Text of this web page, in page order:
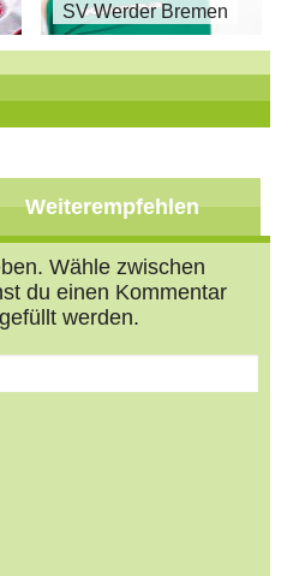
SV Werder Bremen
Weiterempfehlen
Wähle zwischen
du einen Kommentar
werden.